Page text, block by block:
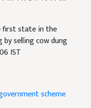
state in the
selling cow dung
IST
scheme